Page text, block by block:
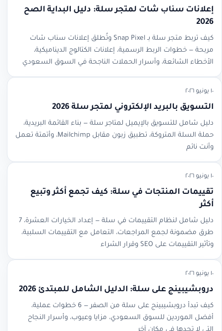
إعلانات سناب شات لمتجر سلة: دليل البداية الصح
2026
كيف تربط متجر سلة بـ Snap Pixel وتُطلق إعلانات سناب شات
مربحة — خطوات الربط الرسمية، إعلانات الكتالوج الديناميكية،
الأخطاء الشائعة، وأسرار الحملات الناجحة في السوق السعودي
١٠ يونيو ٢٠٢٦
التسويق بالبريد الإلكتروني لمتجر سلة 2026
دليل شامل للتسويق بالإيميل لمتاجر سلة — بناء القائمة البريدية،
حملة السلة المتروكة، تطبيق زبون مقابل Mailchimp، وأتمتة تعمل
وأنت نائم
١٠ يونيو ٢٠٢٦
تقييمات المنتجات في سلة: كيف تجمع أكثر وتبيع
أكثر
دليل شامل لنظام التقييمات في سلة — إعداد الخيارات العشرة، 7
طرق مضمونة لجمع المراجعات، التعامل مع التقييمات السلبية،
وتأثير التقييمات على SEO وقرار الشراء
١٠ يونيو ٢٠٢٦
دروبشيبينج على سلة: الدليل الشامل للمبتدئ 2026
كيف تبدأ دروبشيبينج على سلة من الصفر — 6 خطوات عملية،
أفضل الموردين للسوق السعودي، مزايا وعيوب، وأسرار النجاح